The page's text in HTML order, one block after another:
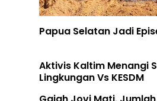
Papua Selatan Jadi
Aktivis Kaltim Menangi
Lingkungan Vs KESDM